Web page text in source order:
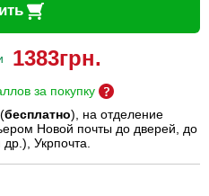
1383грн.
за покупку
бесплатно), на отделение
Новой почты до дверей, до
Укрпочта.